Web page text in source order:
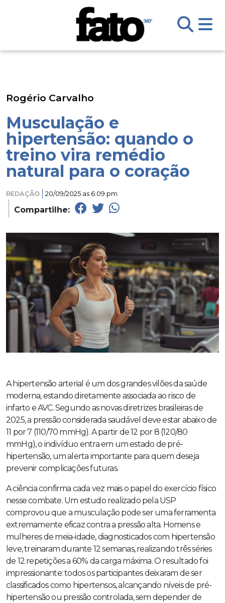
Rogério Carvalho
Musculação e
hipertensão: quando o
treino vira remédio
natural para o coração
REDAÇÃO 20/09/2025 as 6:09 pm
Compartilhe:
A hipertensão arterial é um dos grandes vilões da saúde
moderna, estando diretamente associada ao risco de
infarto e AVC. Segundo as novas diretrizes brasileiras de
2025, a pressão considerada saudável deve estar abaixo de
11 por 7 (110/70 mmHg). A partir de 12 por 8 (120/80
mmHg), o indivíduo entra em um estado de pré-
hipertensão, um alerta importante para quem deseja
prevenir complicações futuras.
A ciência confirma cada vez mais o papel do exercício físico
nesse combate. Um estudo realizado pela USP
comprovou que a musculação pode ser uma ferramenta
extremamente eficaz contra a pressão alta. Homens e
mulheres de meia-idade, diagnosticados com hipertensão
leve, treinaram durante 12 semanas, realizando três séries
de 12 repetições a 60% da carga máxima. O resultado foi
impressionante: todos os participantes deixaram de ser
classificados como hipertensos, alcançando níveis de pré-
hipertensão ou pressão controlada, sem depender de